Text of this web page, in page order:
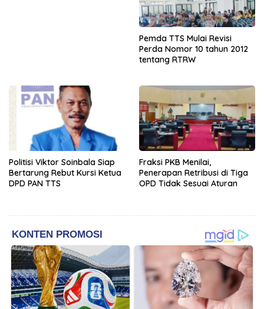
Pemda TTS Mulai Revisi
Perda Nomor 10 tahun 2012
tentang RTRW
Politisi Viktor Soinbala Siap
Bertarung Rebut Kursi Ketua
DPD PAN TTS
Fraksi PKB Menilai,
Penerapan Retribusi di Tiga
OPD Tidak Sesuai Aturan